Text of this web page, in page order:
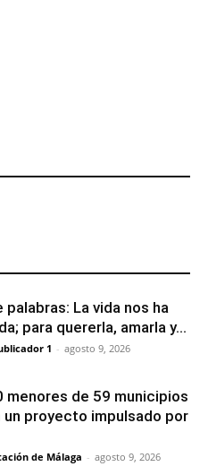
palabras: La vida nos ha
para quererla, amarla y...
1 - agosto 9, 2026
menores de 59 municipios
un proyecto impulsado por
de Málaga - agosto 9, 2026